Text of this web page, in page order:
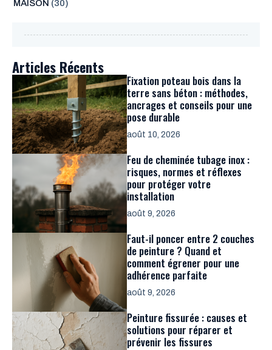
MAISON (30)
Articles Récents
Fixation poteau bois dans la
terre sans béton : méthodes,
ancrages et conseils pour une
pose durable
août 10, 2026
Feu de cheminée tubage inox :
risques, normes et réflexes
pour protéger votre
installation
août 9, 2026
Faut-il poncer entre 2 couches
de peinture ? Quand et
comment égrener pour une
adhérence parfaite
août 9, 2026
Peinture fissurée : causes et
solutions pour réparer et
prévenir les fissures